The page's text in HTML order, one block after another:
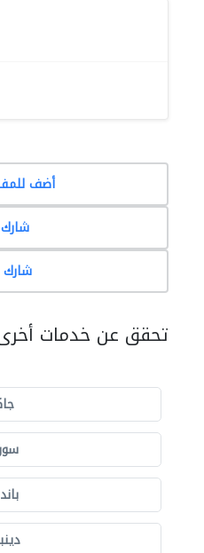
أضف
شارك
شارك
تحقق عن خدمات